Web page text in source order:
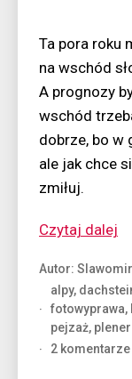
Ta pora roku
na wschód
A prognozy
wschód
dobrze, bo w
ale jak chce
zmiłuj.
Czytaj dalej
Autor:
alpy,
fotowyprawa,
pejzaż,
2 komentarze